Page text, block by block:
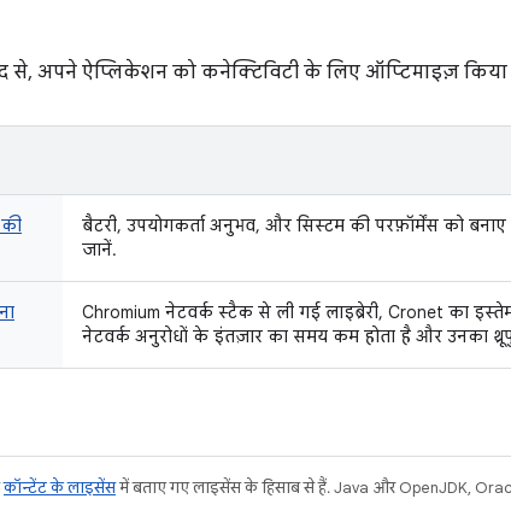
से, अपने ऐप्लिकेशन को कनेक्टिविटी के लिए ऑप्टिमाइज़
बैटरी, उपयोगकर्ता अनुभव, और सिस्टम की परफ़ॉर्मेंस को
जानें.
Chromium नेटवर्क स्टैक से ली गई लाइब्रेरी, Cronet का
नेटवर्क अनुरोधों के इंतज़ार का समय कम होता है और उनका
कॉन्टेंट के लाइसेंसमें बताए गए लाइसेंस के हिसाब से हैं. Java और OpenJDK,